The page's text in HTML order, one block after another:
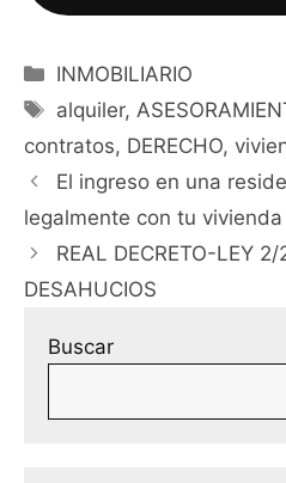
Categorías
INMOBILIARIO
Etiquetas
alquiler,
contratos, DERECHO,
El ingreso en una
legalmente con tu
REAL DECRETO-LEY
DESAHUCIOS
Buscar